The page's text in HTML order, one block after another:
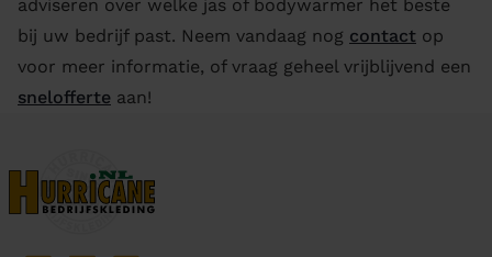
adviseren over welke jas of bodywarmer het beste
bij uw bedrijf past. Neem vandaag nog contact op
voor meer informatie, of vraag geheel vrijblijvend een
snelofferte aan!